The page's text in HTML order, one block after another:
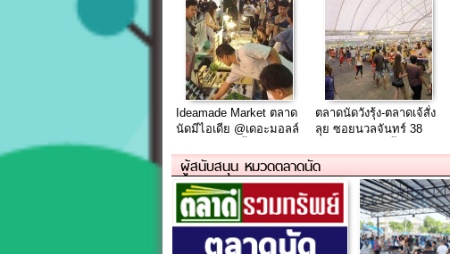
Ideamade Market ตลาด
นัดมีไอเดีย @เดอะมอลล์
ตลาดนัดวังรุ้ง-ตลาดเจ้สั่ง
ลุย ซอยนวลจันทร์ 38
ไร่
ผู้สนับสนุน หมวดตลาดนัด